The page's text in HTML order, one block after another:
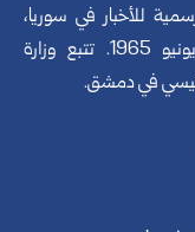
للأخبار في سوريا،
تأسست في 24 يونيو 1965. تتبع وزارة
في دمشق.